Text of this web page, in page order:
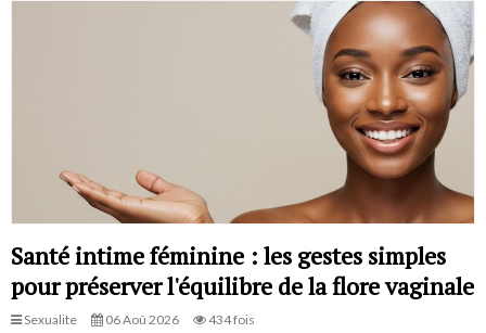
Santé intime féminine : les gestes simples
pour préserver l'équilibre de la flore vaginale
Sexualite 06 Aoû 2026 434 fois